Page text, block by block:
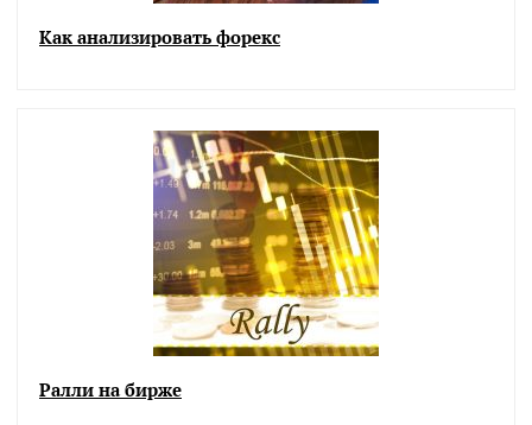
Как анализировать форекс
Ралли на бирже